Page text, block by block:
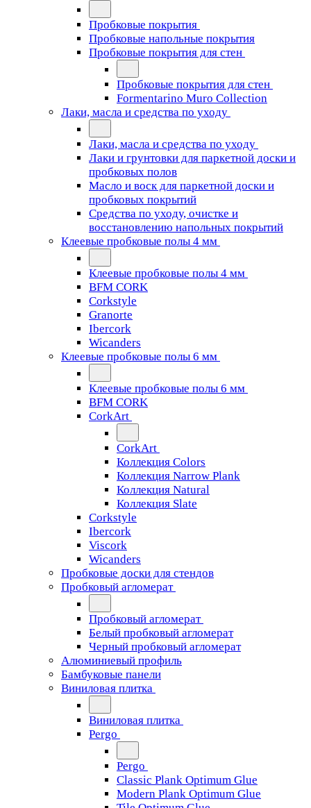
Пробковые покрытия
Пробковые напольные покрытия
Пробковые покрытия для стен
Пробковые покрытия для стен
Formentarino Muro Collection
Лаки, масла и средства по уходу
Лаки, масла и средства по уходу
Лаки и грунтовки для паркетной доски и
пробковых полов
Масло и воск для паркетной доски и
пробковых покрытий
Средства по уходу, очистке и
восстановлению напольных покрытий
Клеевые пробковые полы 4 мм
Клеевые пробковые полы 4 мм
BFM CORK
Corkstyle
Granorte
Ibercork
Wicanders
Клеевые пробковые полы 6 мм
Клеевые пробковые полы 6 мм
BFM CORK
CorkArt
CorkArt
Коллекция Colors
Коллекция Narrow Plank
Коллекция Natural
Коллекция Slate
Corkstyle
Ibercork
Viscork
Wicanders
Пробковые доски для стендов
Пробковый агломерат
Пробковый агломерат
Белый пробковый агломерат
Черный пробковый агломерат
Алюминиевый профиль
Бамбуковые панели
Виниловая плитка
Виниловая плитка
Pergo
Pergo
Classic Plank Optimum Glue
Modern Plank Optimum Glue